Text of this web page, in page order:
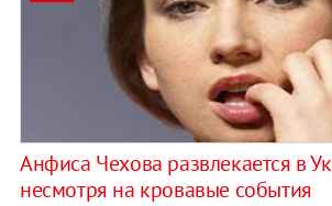
Анфиса Чехова развлекается в
несмотря на кровавые события